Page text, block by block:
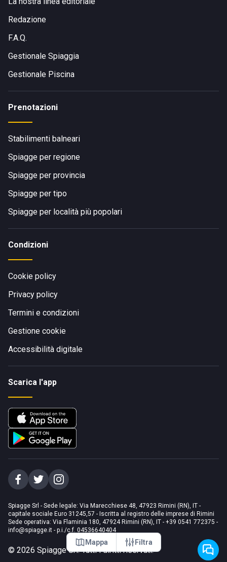
Mappa Filtra
Redazione
F.A.Q.
Gestionale Spiaggia
Gestionale Piscina
Prenotazioni
Stabilimenti balneari
Spiagge per regione
Spiagge per provincia
Spiagge per tipo
Spiagge per località più popolari
Condizioni
Cookie policy
Privacy policy
Termini e condizioni
Gestione cookie
Accessibilità digitale
Scarica l'app
Spiagge Srl - Sede legale: Via Marecchiese 48, 47923 Rimini (RN), IT -
capitale sociale Euro 31245,57 - Iscritta al registro delle imprese di Rimini
Sede operativa: Via Flaminia 180, 47924 Rimini (RN), IT - +39 0541 772375 -
info@spiagge.it - p.i./c.f. 04536640404
© 2026 Spiagge Srl. Tutti i diritti riservati.